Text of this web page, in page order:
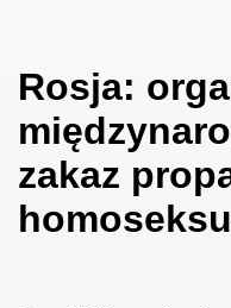
Rosja:
zakaz